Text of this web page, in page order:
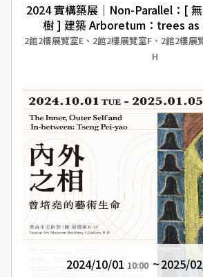
2024 實構築展｜Non-Parallel：[
樹 ] 建築 Arboretum：trees
2館2樓展覽室E、2館2樓展覽室F、2館2樓展
H
2024/10/01 10:00 2025/